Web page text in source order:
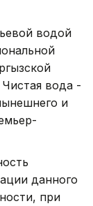
водой
вода -
и
данного
при